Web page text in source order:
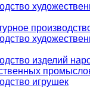
изделий
игрушек